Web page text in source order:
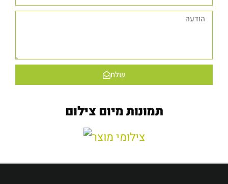
שלח
תמונות מיום צילום